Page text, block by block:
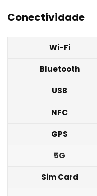
Conectividade
Wi-Fi
Bluetooth
USB
NFC
GPS
5G
Sim Card